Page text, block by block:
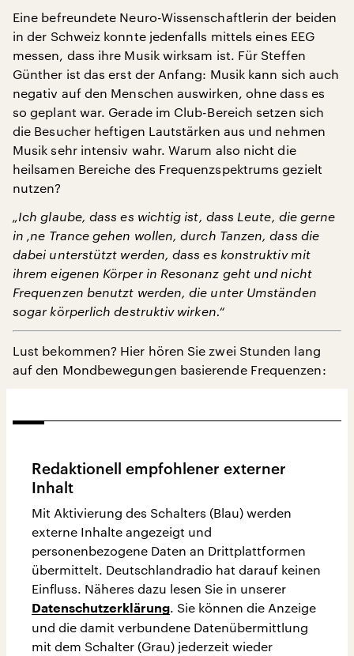
Eine befreundete Neuro-Wissenschaftlerin der beiden
in der Schweiz konnte jedenfalls mittels eines EEG
messen, dass ihre Musik wirksam ist. Für Steffen
Günther ist das erst der Anfang: Musik kann sich auch
negativ auf den Menschen auswirken, ohne dass es
so geplant war. Gerade im Club-Bereich setzen sich
die Besucher heftigen Lautstärken aus und nehmen
Musik sehr intensiv wahr. Warum also nicht die
heilsamen Bereiche des Frequenzspektrums gezielt
nutzen?
„Ich glaube, dass es wichtig ist, dass Leute, die gerne
in ‚ne Trance gehen wollen, durch Tanzen, dass die
dabei unterstützt werden, dass es konstruktiv mit
ihrem eigenen Körper in Resonanz geht und nicht
Frequenzen benutzt werden, die unter Umständen
sogar körperlich destruktiv wirken.“
Lust bekommen? Hier hören Sie zwei Stunden lang
auf den Mondbewegungen basierende Frequenzen:
Redaktionell empfohlener externer
Inhalt
Mit Aktivierung des Schalters (Blau) werden
externe Inhalte angezeigt und
personenbezogene Daten an Drittplattformen
übermittelt. Deutschlandradio hat darauf keinen
Einfluss. Näheres dazu lesen Sie in unserer
Datenschutzerklärung. Sie können die Anzeige
und die damit verbundene Datenübermittlung
mit dem Schalter (Grau) jederzeit wieder